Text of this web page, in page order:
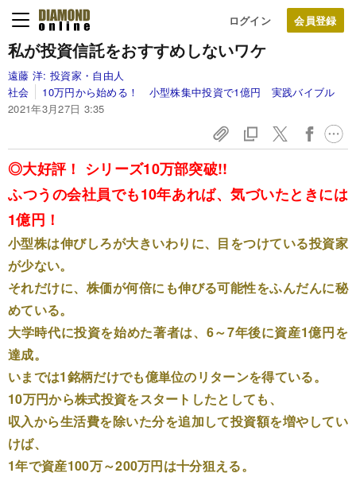
ログイン
私が投資信託をおすすめしないワケ
遠藤 洋: 投資家・自由人
社会
10万円から始める！ 小型株集中投資で1億円 実践バイブル
2021年3月27日 3:35
◎大好評！ シリーズ10万部突破!!
ふつうの会社員でも10年あれば、気づいたときには
1億円！
小型株は伸びしろが大きいわりに、目をつけている投資家
が少ない。
それだけに、株価が何倍にも伸びる可能性をふんだんに秘
めている。
大学時代に投資を始めた著者は、6～7年後に資産1億円を
達成。
いまでは1銘柄だけでも億単位のリターンを得ている。
10万円から株式投資をスタートしたとしても、
収入から生活費を除いた分を追加して投資額を増やしてい
けば、
1年で資産100万～200万円は十分狙える。